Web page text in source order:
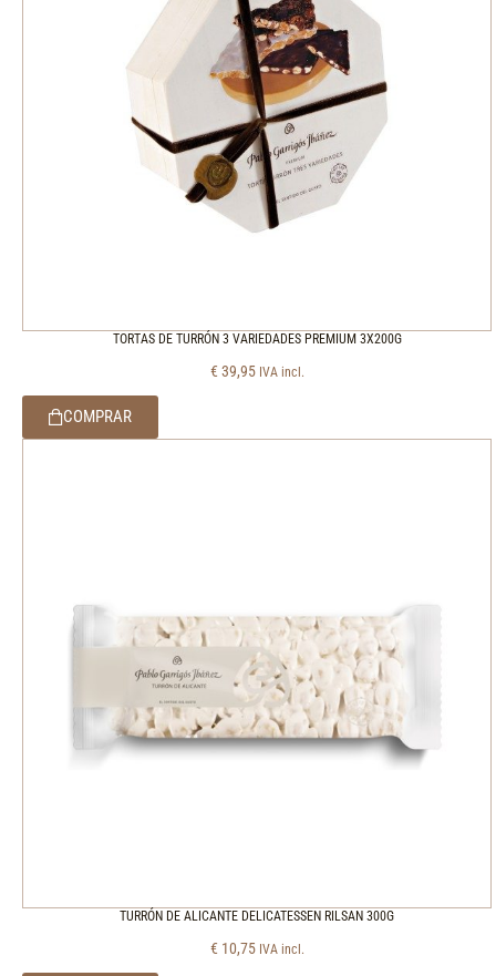
TORTAS DE TURRÓN 3 VARIEDADES PREMIUM 3X200G
€ 39,95 IVA incl.
COMPRAR
TURRÓN DE ALICANTE DELICATESSEN RILSAN 300G
€ 10,75 IVA incl.